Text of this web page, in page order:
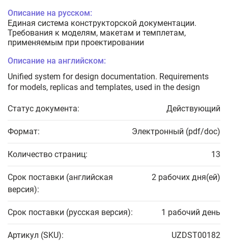
Описание на русском:
Единая система конструкторской документации.
Требования к моделям, макетам и темплетам,
применяемым при проектировании
Описание на английском:
Unified system for design documentation. Requirements
for models, replicas and templates, used in the design
Статус документа: Действующий
Формат: Электронный (pdf/doc)
Количество страниц: 13
Срок поставки (английская
версия):
2 рабочих дня(ей)
Срок поставки (русская версия): 1 рабочий день
Артикул (SKU): UZDST00182